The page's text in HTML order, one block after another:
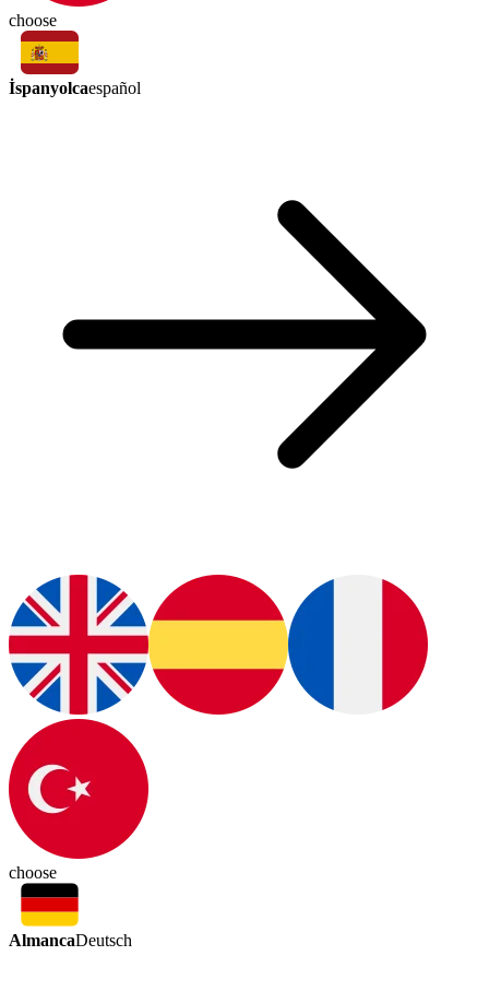
choose
İspanyolcaespañol
choose
AlmancaDeutsch